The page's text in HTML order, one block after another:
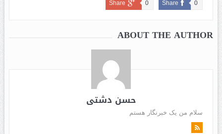
Share 0
Share 0
ABOUT THE AUTHOR
حسن دشتی
سلام من یک خبرنگار هستم